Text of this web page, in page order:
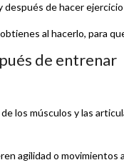
después de hacer
al hacerlo, para
de entrenar
los músculos y las
agilidad o movimientos